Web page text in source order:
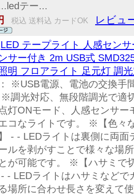
テー...
税込 送料込 カードOK レビュ
LED テープライト 人感セン
サー付き 2m USB式
明 フロアライト 足元灯 調
※USB電源、電池の交換手
※調光対応、無段階調光で適
灯ONモード、人感センサ
コなライトです。 ※【色々
- - LEDライトは裏側に両
ルを剥がすことで様々な場
が可能です。 ※【ハサミで
- LEDライトはハサミなど
場所に合わせ長さを変えて